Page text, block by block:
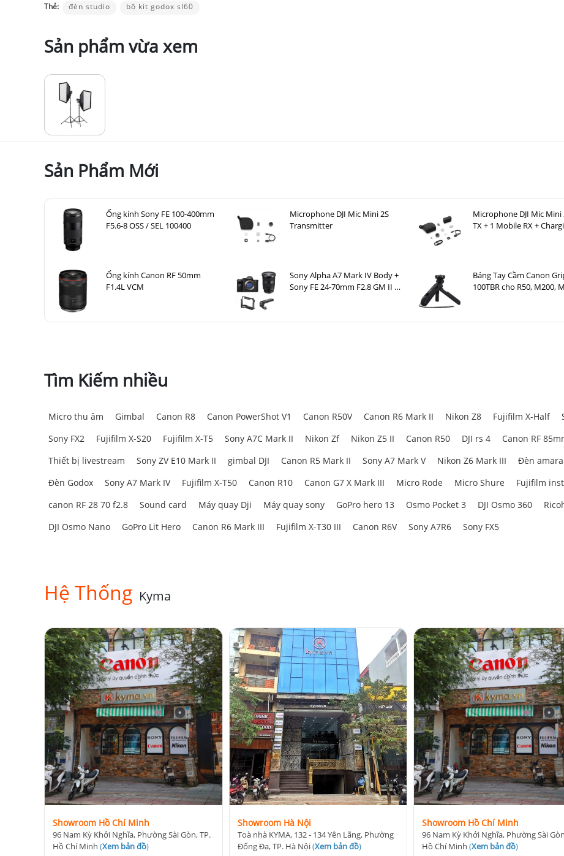
Thẻ: đèn studio bộ kit godox sl60
Sản phẩm vừa xem
Sản Phẩm Mới
Ống kính Sony FE 100-400mm
F5.6-8 OSS / SEL 100400
Microphone DJI Mic Mini 2S
Transmitter
Microphone DJI Mic Mini
TX + 1 Mobile RX +
Ống kính Canon RF 50mm
F1.4L VCM
Sony Alpha A7 Mark IV Body +
Sony FE 24-70mm F2.8 GM II +
3765
Báng Tay Cầm Canon
100TBR cho R50, M200,
Tìm Kiếm nhiều
Micro thu âm Gimbal Canon R8 Canon PowerShot V1 Canon R50V Canon R6 Mark II Nikon Z8 Fujifilm X-Half
Sony FX2
Fujifilm X-S20 Fujifilm X-T5 Sony A7C Mark II Nikon Zf Nikon Z5 II Canon R50 DJI rs 4 Canon RF
Thiết bị livestream
Sony ZV E10 Mark II gimbal DJI Canon R5 Mark II Sony A7 Mark V Nikon Z6 Mark III Đèn
Đèn Godox
Sony A7 Mark IV Fujifilm X-T50 Canon R10 Canon G7 X Mark III Micro Rode Micro Shure Fujifilm
canon RF 28 70 f2.8
Sound card Máy quay Dji Máy quay sony GoPro hero 13 Osmo Pocket 3 DJI Osmo 360
DJI Osmo Nano
GoPro Lit Hero Canon R6 Mark III Fujifilm X-T30 III Canon R6V Sony A7R6 Sony FX5
Hệ Thống Kyma
Showroom Hồ Chí Minh
96 Nam Kỳ Khởi Nghĩa, Phường Sài Gòn, TP.
Hồ Chí Minh (Xem bản đồ)
Showroom Hà Nội
Toà nhà KYMA, 132 - 134 Yên Lãng, Phường
Đống Đa, TP. Hà Nội(Xem bản đồ)
Showroom Hồ Chí Minh
96 Nam Kỳ Khởi Nghĩa, Phường Sài
Hồ Chí Minh(Xem bản đồ)